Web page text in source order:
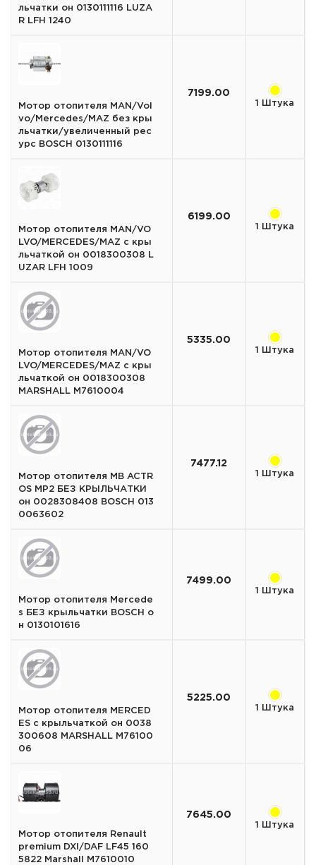
льчатки он 0130111116 LUZA
R LFH 1240
Мотор отопителя MAN/Vol
vo/Mercedes/MAZ без кры
льчатки/увеличенный рес
урс BOSCH 0130111116
7199.00
1 Штука
Мотор отопителя MAN/VO
LVO/MERCEDES/MAZ с кры
льчаткой он 0018300308 L
UZAR LFH 1009
6199.00
1 Штука
Мотор отопителя MAN/VO
LVO/MERCEDES/MAZ с кры
льчаткой он 0018300308
MARSHALL M7610004
5335.00
1 Штука
Мотор отопителя MB ACTR
OS MP2 БЕЗ КРЫЛЬЧАТКИ
он 0028308408 BOSCH 013
0063602
7477.12
1 Штука
Мотор отопителя Mercede
s БЕЗ крыльчатки BOSCH о
н 0130101616
7499.00
1 Штука
Мотор отопителя MERCED
ES с крыльчаткой он 0038
300608 MARSHALL M76100
06
5225.00
1 Штука
Мотор отопителя Renault
premium DXI/DAF LF45 160
5822 Marshall M7610010
7645.00
1 Штука